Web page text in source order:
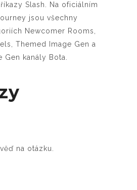
Slash. Na oficiálním
jsou všechny
Newcomer Rooms,
Themed Image Gen a
Gen kanály Bota.
na otázku.